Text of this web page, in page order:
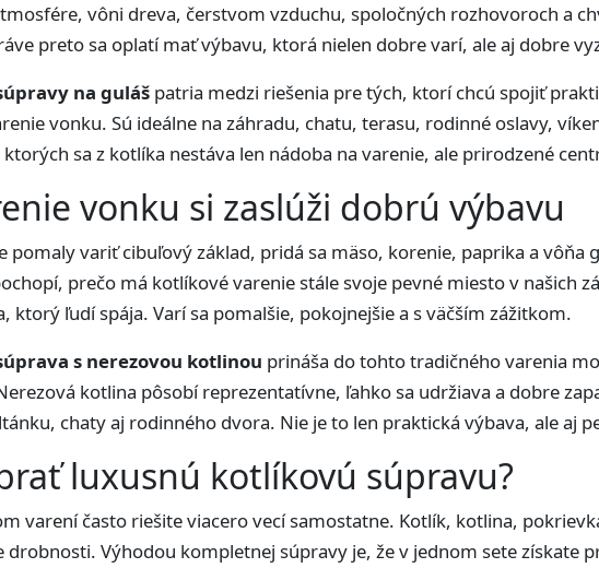
vôni dreva, čerstvom vzduchu, spoločných rozhovoroch a
preto sa oplatí mať výbavu, ktorá nielen dobre varí, ale aj dobre
na guláš patria medzi riešenia pre tých, ktorí chcú spojiť
vonku. Sú ideálne na záhradu, chatu, terasu, rodinné oslavy,
sa z kotlíka nestáva len nádoba na varenie, ale prirodzené
vonku si zaslúži dobrú výbavu
pomaly variť cibuľový základ, pridá sa mäso, korenie, paprika a vôňa
prečo má kotlíkové varenie stále svoje pevné miesto v našich
ktorý ľudí spája. Varí sa pomalšie, pokojnejšie a s väčším zážitkom.
s nerezovou kotlinou prináša do tohto tradičného varenia
kotlina pôsobí reprezentatívne, ľahko sa udržiava a dobre
chaty aj rodinného dvora. Nie je to len praktická výbava, ale aj
luxusnú kotlíkovú súpravu?
varení často riešite viacero vecí samostatne. Kotlík, kotlina,
drobnosti. Výhodou kompletnej súpravy je, že v jednom sete získate